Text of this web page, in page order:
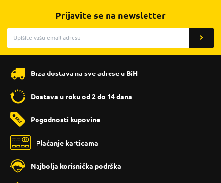
Prijavite se na newsletter
Brza dostava na sve adrese u BiH
Dostava u roku od 2 do 14 dana
Pogodnosti kupovine
Plaćanje karticama
Najbolja korisnička podrška